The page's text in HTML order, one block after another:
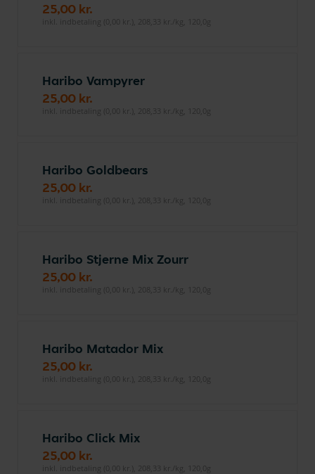
25,00 kr.
inkl. indbetaling (0,00 kr.), 208,33 kr./kg, 120,0g
Haribo Vampyrer
25,00 kr.
inkl. indbetaling (0,00 kr.), 208,33 kr./kg, 120,0g
Haribo Goldbears
25,00 kr.
inkl. indbetaling (0,00 kr.), 208,33 kr./kg, 120,0g
Haribo Stjerne Mix Zourr
25,00 kr.
inkl. indbetaling (0,00 kr.), 208,33 kr./kg, 120,0g
Haribo Matador Mix
25,00 kr.
inkl. indbetaling (0,00 kr.), 208,33 kr./kg, 120,0g
Haribo Click Mix
25,00 kr.
inkl. indbetaling (0,00 kr.), 208,33 kr./kg, 120,0g